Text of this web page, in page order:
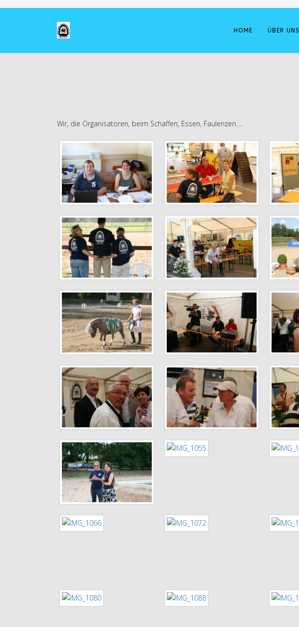
HOME ÜBER UNS
Wir, die Organisatoren, beim Schaffen, Essen, Faulenzen....